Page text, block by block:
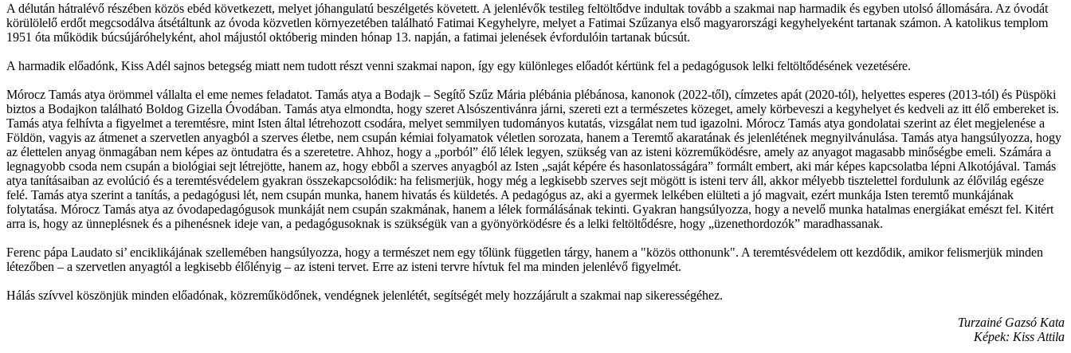
A délután hátralévő részében közös ebéd következett, melyet jóhangulatú beszélgetés követett. A jelenlévők testileg feltöltődve indultak tovább a szakmai nap harmadik és egyben utolsó állomására. Az óvodát
körülölelő erdőt megcsodálva átsétáltunk az óvoda közvetlen környezetében található Fatimai Kegyhelyre, melyet a Fatimai Szűzanya első magyarországi kegyhelyeként tartanak számon. A katolikus templom
1951 óta működik búcsújáróhelyként, ahol májustól októberig minden hónap 13. napján, a fatimai jelenések évfordulóin tartanak búcsút.
A harmadik előadónk, Kiss Adél sajnos betegség miatt nem tudott részt venni szakmai napon, így egy különleges előadót kértünk fel a pedagógusok lelki feltöltődésének vezetésére.
Mórocz Tamás atya örömmel vállalta el eme nemes feladatot. Tamás atya a Bodajk – Segítő Szűz Mária plébánia plébánosa, kanonok (2022‑től), címzetes apát (2020‑tól), helyettes esperes (2013‑tól) és Püspöki
biztos a Bodajkon található Boldog Gizella Óvodában. Tamás atya elmondta, hogy szeret Alsószentivánra járni, szereti ezt a természetes közeget, amely körbeveszi a kegyhelyet és kedveli az itt élő embereket is.
Tamás atya felhívta a figyelmet a teremtésre, mint Isten által létrehozott csodára, melyet semmilyen tudományos kutatás, vizsgálat nem tud igazolni. Mórocz Tamás atya gondolatai szerint az élet megjelenése a
Földön, vagyis az átmenet a szervetlen anyagból a szerves életbe, nem csupán kémiai folyamatok véletlen sorozata, hanem a Teremtő akaratának és jelenlétének megnyilvánulása. Tamás atya hangsúlyozza, hogy
az élettelen anyag önmagában nem képes az öntudatra és a szeretetre. Ahhoz, hogy a „porból” élő lélek legyen, szükség van az isteni közreműködésre, amely az anyagot magasabb minőségbe emeli. Számára a
legnagyobb csoda nem csupán a biológiai sejt létrejötte, hanem az, hogy ebből a szerves anyagból az Isten „saját képére és hasonlatosságára” formált embert, aki már képes kapcsolatba lépni Alkotójával. Tamás
atya tanításaiban az evolúció és a teremtésvédelem gyakran összekapcsolódik: ha felismerjük, hogy még a legkisebb szerves sejt mögött is isteni terv áll, akkor mélyebb tisztelettel fordulunk az élővilág egésze
felé. Tamás atya szerint a tanítás, a pedagógusi lét, nem csupán munka, hanem hivatás és küldetés. A pedagógus az, aki a gyermek lelkében elülteti a jó magvait, ezért munkája Isten teremtő munkájának
folytatása. Mórocz Tamás atya az óvodapedagógusok munkáját nem csupán szakmának, hanem a lélek formálásának tekinti. Gyakran hangsúlyozza, hogy a nevelő munka hatalmas energiákat emészt fel. Kitért
arra is, hogy az ünneplésnek és a pihenésnek ideje van, a pedagógusoknak is szükségük van a gyönyörködésre és a lelki feltöltődésre, hogy „üzenethordozók” maradhassanak.
Ferenc pápa Laudato si’ enciklikájának szellemében hangsúlyozza, hogy a természet nem egy tőlünk független tárgy, hanem a "közös otthonunk". A teremtésvédelem ott kezdődik, amikor felismerjük minden
létezőben – a szervetlen anyagtól a legkisebb élőlényig – az isteni tervet. Erre az isteni tervre hívtuk fel ma minden jelenlévő figyelmét.
Hálás szívvel köszönjük minden előadónak, közreműködőnek, vendégnek jelenlétét, segítségét mely hozzájárult a szakmai nap sikerességéhez.
Turzainé Gazsó Kata
Képek: Kiss Attila